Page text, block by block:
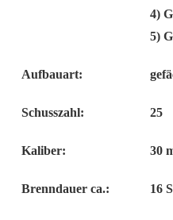
4)
5)
Aufbauart:
Schusszahl: 25
Kaliber: 30
Brenndauer ca.: 16